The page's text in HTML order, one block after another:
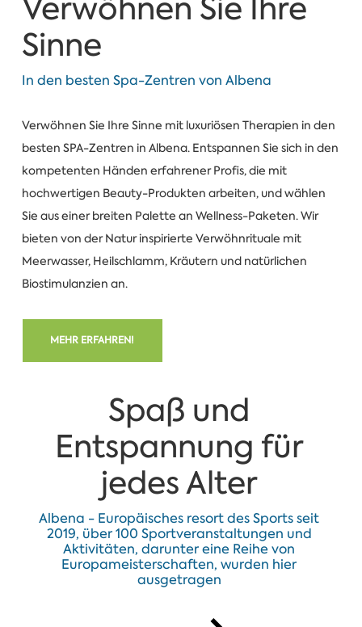
Verwöhnen Sie Ihre
Sinne
In den besten Spa-Zentren von Albena
Verwöhnen Sie Ihre Sinne mit luxuriösen Therapien in den
besten SPA-Zentren in Albena. Entspannen Sie sich in den
kompetenten Händen erfahrener Profis, die mit
hochwertigen Beauty-Produkten arbeiten, und wählen
Sie aus einer breiten Palette an Wellness-Paketen. Wir
bieten von der Natur inspirierte Verwöhnrituale mit
Meerwasser, Heilschlamm, Kräutern und natürlichen
Biostimulanzien an.
MEHR ERFAHREN!
Spaß und
Entspannung für
jedes Alter
Albena - Europäisches resort des Sports seit
2019, über 100 Sportveranstaltungen und
Aktivitäten, darunter eine Reihe von
Europameisterschaften, wurden hier
ausgetragen